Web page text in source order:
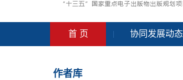
首 页 协同发展动态
作者库